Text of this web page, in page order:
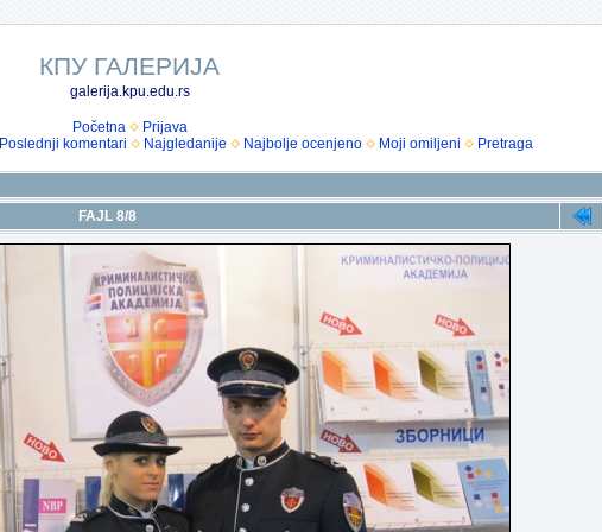
КПУ ГАЛЕРИЈА
galerija.kpu.edu.rs
Početna
Prijava
Poslednji komentari Najgledanije Najbolje ocenjeno Moji omiljeni Pretraga
FAJL 8/8